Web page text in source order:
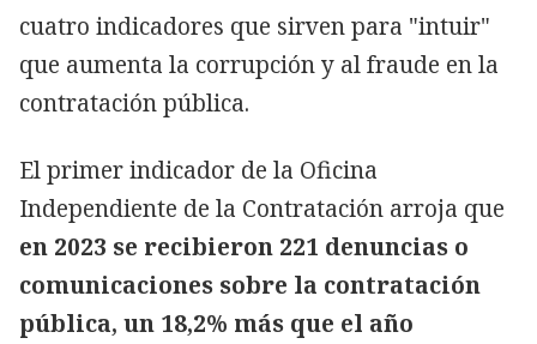
cuatro indicadores que sirven para "intuir"
que aumenta la corrupción y al fraude en la
contratación pública.
El primer indicador de la Oficina
Independiente de la Contratación arroja que
en 2023 se recibieron 221 denuncias o
comunicaciones sobre la contratación
pública, un 18,2% más que el año